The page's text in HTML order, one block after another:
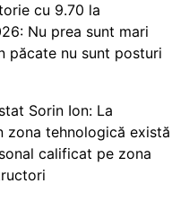
cu 9.70 la
Nu prea sunt mari
păcate nu sunt posturi
Sorin Ion: La
zona tehnologică există
calificat pe zona